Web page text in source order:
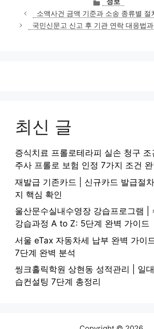
테
고
리
소액사건 금액 기준과 소송 종류별 절
국민신문고 신고 후 기관 연락 대응법
최신 글
증식치료 프롤로테라피 실손 청구
주사 프롤로 보험 인정 7가지 조건
재발급 기존카드 | 신규카드 발급절
지 핵심 확인
울산문수실내수영장 강습프로그램 |
강습과정 A to Z: 5단계 완벽 가이드
서울 eTax 자동차세 납부 완벽 가이
7단계 완벽 분석
씽크홀릭학원 상현동 성적관리 | 일
습컨설팅 7단계 총정리